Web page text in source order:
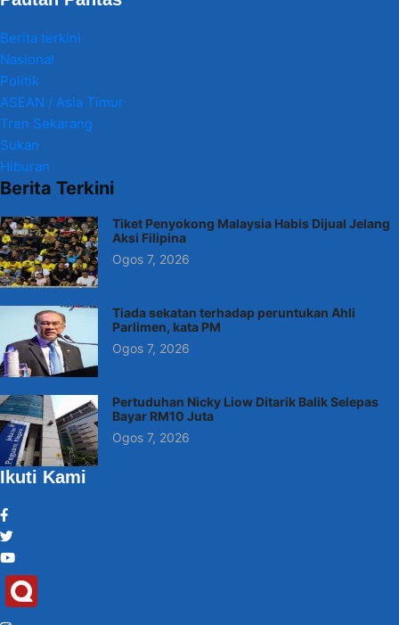
Berita terkini
Nasional
Politik
ASEAN / Asia Timur
Tren Sekarang
Sukan
Hiburan
Berita Terkini
Tiket Penyokong Malaysia Habis Dijual Jelang
Aksi Filipina
Ogos 7, 2026
Tiada sekatan terhadap peruntukan Ahli
Parlimen, kata PM
Ogos 7, 2026
Pertuduhan Nicky Liow Ditarik Balik Selepas
Bayar RM10 Juta
Ogos 7, 2026
Ikuti Kami